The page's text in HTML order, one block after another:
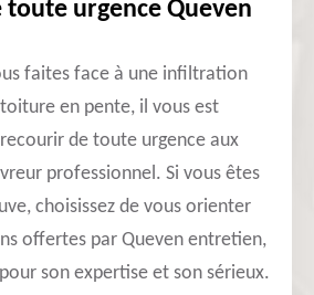
toute urgence Queven
faites face à une infiltration
en pente, il vous est
de toute urgence aux
professionnel. Si vous êtes
choisissez de vous orienter
offertes par Queven entretien,
son expertise et son sérieux.